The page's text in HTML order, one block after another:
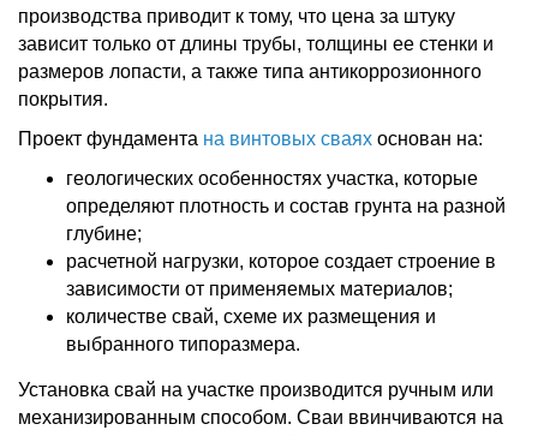
производства приводит к тому, что цена за штуку
зависит только от длины трубы, толщины ее стенки и
размеров лопасти, а также типа антикоррозионного
покрытия.
Проект фундамента на винтовых сваях основан на:
геологических особенностях участка, которые
определяют плотность и состав грунта на разной
глубине;
расчетной нагрузки, которое создает строение в
зависимости от применяемых материалов;
количестве свай, схеме их размещения и
выбранного типоразмера.
Установка свай на участке производится ручным или
механизированным способом. Сваи ввинчиваются на